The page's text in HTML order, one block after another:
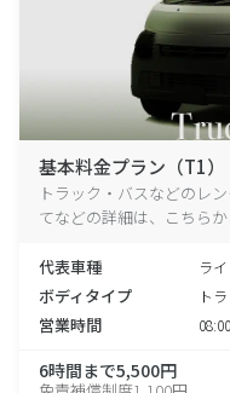
基本料金プラン（T1）
トラック・バスなどのレ
てなどの詳細は、こちら
代表車種 ラ
ボディタイプ ト
営業時間
6時間まで5,500円